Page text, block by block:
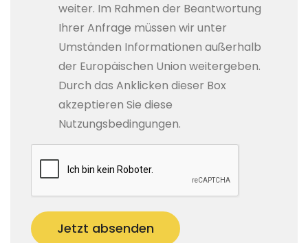
weiter. Im Rahmen der Beantwortung
Ihrer Anfrage müssen wir unter
Umständen Informationen außerhalb
der Europäischen Union weitergeben.
Durch das Anklicken dieser Box
akzeptieren Sie diese
Nutzungsbedingungen.
Jetzt absenden